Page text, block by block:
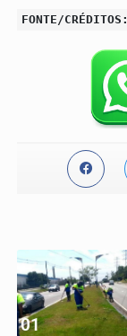
FONTE/CRÉDITOS:
01